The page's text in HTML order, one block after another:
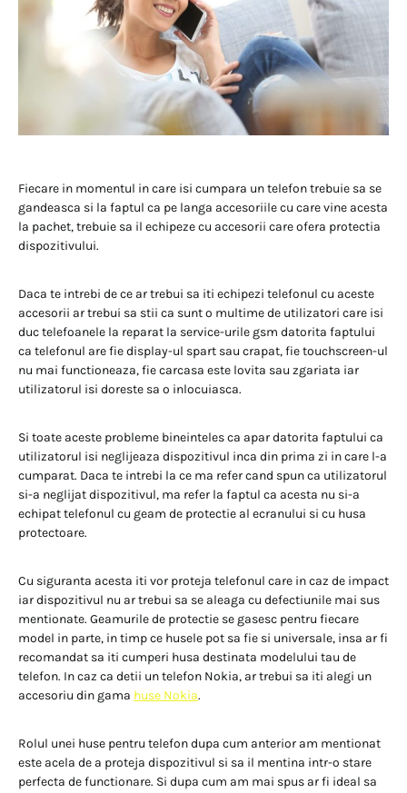
Fiecare in momentul in care isi cumpara un telefon trebuie sa se
gandeasca si la faptul ca pe langa accesoriile cu care vine acesta
la pachet, trebuie sa il echipeze cu accesorii care ofera protectia
dispozitivului.
Daca te intrebi de ce ar trebui sa iti echipezi telefonul cu aceste
accesorii ar trebui sa stii ca sunt o multime de utilizatori care isi
duc telefoanele la reparat la service-urile gsm datorita faptului
ca telefonul are fie display-ul spart sau crapat, fie touchscreen-ul
nu mai functioneaza, fie carcasa este lovita sau zgariata iar
utilizatorul isi doreste sa o inlocuiasca.
Si toate aceste probleme bineinteles ca apar datorita faptului ca
utilizatorul isi neglijeaza dispozitivul inca din prima zi in care l-a
cumparat. Daca te intrebi la ce ma refer cand spun ca utilizatorul
si-a neglijat dispozitivul, ma refer la faptul ca acesta nu si-a
echipat telefonul cu geam de protectie al ecranului si cu husa
protectoare.
Cu siguranta acesta iti vor proteja telefonul care in caz de impact
iar dispozitivul nu ar trebui sa se aleaga cu defectiunile mai sus
mentionate. Geamurile de protectie se gasesc pentru fiecare
model in parte, in timp ce husele pot sa fie si universale, insa ar fi
recomandat sa iti cumperi husa destinata modelului tau de
telefon. In caz ca detii un telefon Nokia, ar trebui sa iti alegi un
accesoriu din gama huse Nokia.
Rolul unei huse pentru telefon dupa cum anterior am mentionat
este acela de a proteja dispozitivul si sa il mentina intr-o stare
perfecta de functionare. Si dupa cum am mai spus ar fi ideal sa